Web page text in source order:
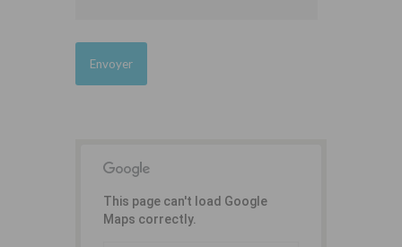
This page can't load Google
Maps correctly.